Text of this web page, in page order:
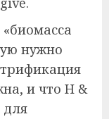
нужно
и что H &
для